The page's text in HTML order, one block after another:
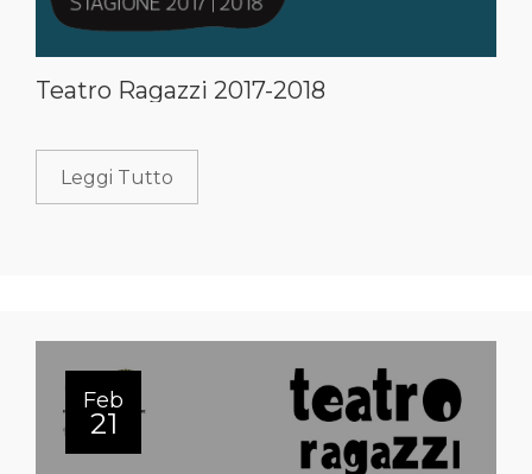
Teatro Ragazzi 2017-2018
Leggi Tutto
Feb
21